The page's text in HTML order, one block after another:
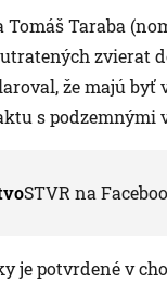
Taraba
zvierat
že majú
s podzemnými
STVR na
je potvrdené v